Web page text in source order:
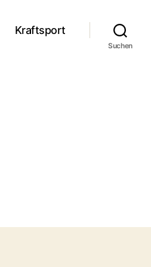
Kraftsport
Suchen